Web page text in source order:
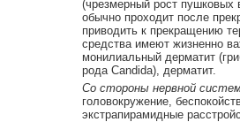
(чрезмерный рост пушковых
обычно проходит после
приводить к прекращению
средства имеют жизненно
монилиальный дерматит
рода Candida), дерматит.
Со стороны нервной
головокружение,
экстрапирамидные